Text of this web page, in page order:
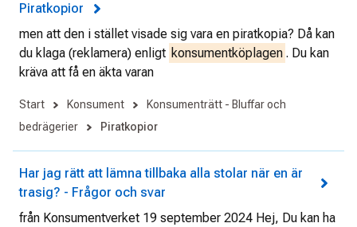
Piratkopior
men att den i stället visade sig vara en piratkopia? Då kan
du klaga (reklamera) enligt konsumentköplagen . Du kan
kräva att få en äkta varan
Start Konsument
Konsumenträtt - Bluffar och
bedrägerier
Piratkopior
Har jag rätt att lämna tillbaka alla stolar när en är
trasig? - Frågor och svar
från Konsumentverket 19 september 2024 Hej, Du kan ha